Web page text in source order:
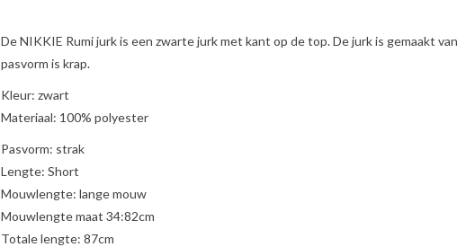
De NIKKIE Rumi jurk is een zwarte jurk met kant op de top. De jurk is gemaakt
pasvorm is krap.
Kleur: zwart
Materiaal: 100% polyester
Pasvorm: strak
Lengte: Short
Mouwlengte: lange mouw
Mouwlengte maat 34:82cm
Totale lengte: 87cm